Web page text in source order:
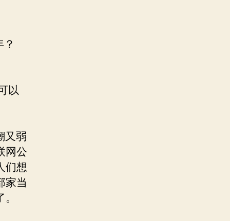
以
又弱
网公
们想
家当